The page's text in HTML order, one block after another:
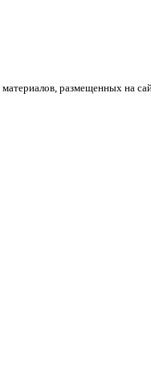
размещенных на